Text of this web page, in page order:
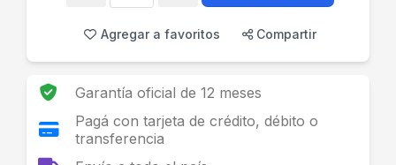
Agregar a favoritos Compartir
Garantía oficial de 12 meses
Pagá con tarjeta de crédito, débito o
transferencia